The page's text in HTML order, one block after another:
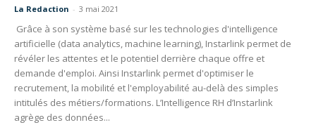
La Redaction - 3 mai 2021
Grâce à son système basé sur les technologies d'intelligence
artificielle (data analytics, machine learning), Instarlink permet de
révéler les attentes et le potentiel derrière chaque offre et
demande d'emploi. Ainsi Instarlink permet d'optimiser le
recrutement, la mobilité et l'employabilité au-delà des simples
intitulés des métiers/formations. L’Intelligence RH d’Instarlink
agrège des données...